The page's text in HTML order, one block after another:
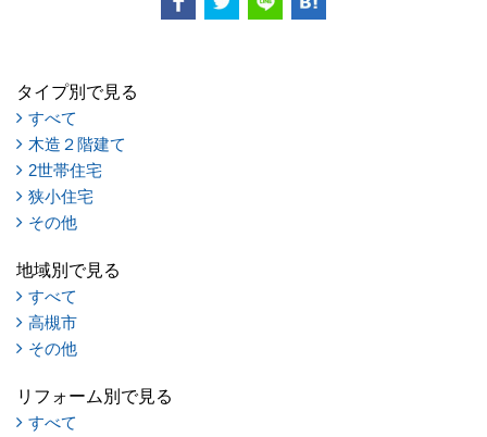
タイプ別で見る
すべて
木造２階建て
2世帯住宅
狭小住宅
その他
地域別で見る
すべて
高槻市
その他
リフォーム別で見る
すべて